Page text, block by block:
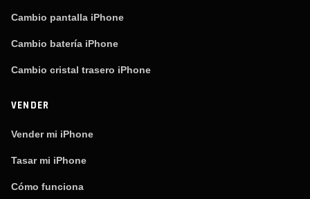
Cambio pantalla iPhone
Cambio batería iPhone
Cambio cristal trasero iPhone
VENDER
Vender mi iPhone
Tasar mi iPhone
Cómo funciona